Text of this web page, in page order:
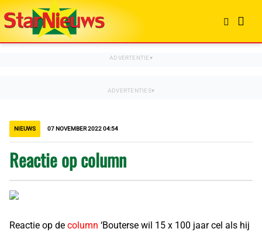
NIEUWS 07 NOVEMBER 2022 04:54
Reactie op column
Reactie op de column ‘Bouterse wil 15 x 100 jaar cel als hij